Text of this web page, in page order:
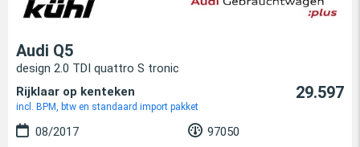
Audi Q5
design 2.0 TDI quattro S tronic
Rijklaar op kenteken
incl. BPM, btw en standaard import pakket
29.597
08/2017
97050